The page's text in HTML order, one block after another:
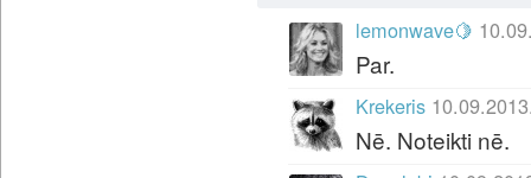
lemonwave🍋
Par.
Krekeris
Nē. Noteikti nē.